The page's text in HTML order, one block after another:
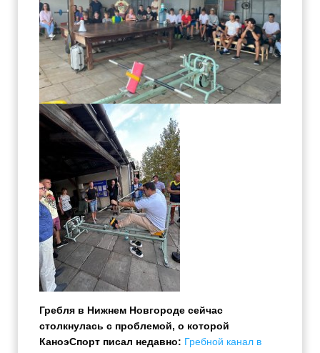
Гребля в Нижнем Новгороде сейчас
столкнулась с проблемой, о которой
КаноэСпорт писал недавно: Гребной канал в